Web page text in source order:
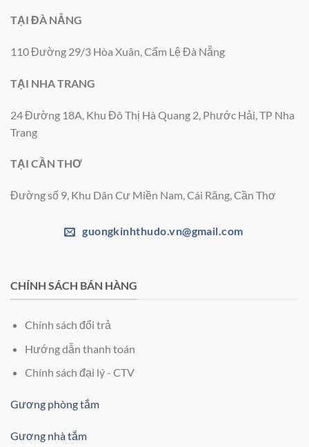
TẠI ĐÀ NẴNG
110 Đường 29/3 Hòa Xuân, Cẩm Lệ Đà Nẵng
TẠI NHA TRANG
24 Đường 18A, Khu Đô Thị Hà Quang 2, Phước Hải, TP Nha
Trang
TẠI CẦN THƠ
Đường số 9, Khu Dân Cư Miền Nam, Cái Răng, Cần Thơ
guongkinhthudo.vn@gmail.com
CHÍNH SÁCH BÁN HÀNG
Chính sách đổi trả
Hướng dẫn thanh toán
Chính sách đại lý - CTV
Gương phòng tắm
Gương nhà tắm